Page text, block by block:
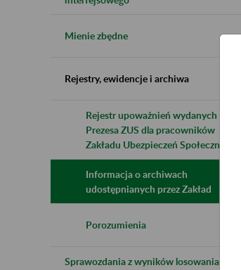
Mienie zbędne
Rejestry, ewidencje i archiwa
Rejestr upoważnień wydanych przez
Prezesa ZUS dla pracowników
Zakładu Ubezpieczeń Społecznych
Informacja o archiwach
udostępnianych przez Zakład
Porozumienia
Sprawozdania z wyników losowania do